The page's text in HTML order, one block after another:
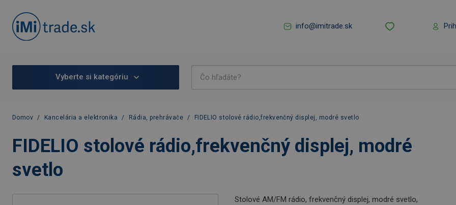
info@imitrade.sk
Vyberte si kategóriu
Domov / Kancelária a elektronika / Rádia, prehrávače / FIDELIO stolové rádio,frekvenčný displej, modré svetlo
FIDELIO stolové rádio,frekvenčný displej, modré
svetlo
Stolové AM/FM rádio, frekvenčný displej, modré svetlo,